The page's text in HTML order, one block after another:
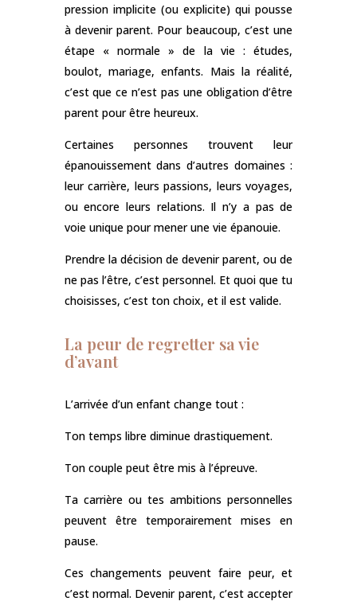
pression implicite (ou explicite) qui pousse
à devenir parent. Pour beaucoup, c’est une
étape « normale » de la vie : études,
boulot, mariage, enfants. Mais la réalité,
c’est que ce n’est pas une obligation d’être
parent pour être heureux.
Certaines personnes trouvent leur
épanouissement dans d’autres domaines :
leur carrière, leurs passions, leurs voyages,
ou encore leurs relations. Il n’y a pas de
voie unique pour mener une vie épanouie.
Prendre la décision de devenir parent, ou de
ne pas l’être, c’est personnel. Et quoi que tu
choisisses, c’est ton choix, et il est valide.
La peur de regretter sa vie
d’avant
L’arrivée d’un enfant change tout :
Ton temps libre diminue drastiquement.
Ton couple peut être mis à l’épreuve.
Ta carrière ou tes ambitions personnelles
peuvent être temporairement mises en
pause.
Ces changements peuvent faire peur, et
c’est normal. Devenir parent, c’est accepter